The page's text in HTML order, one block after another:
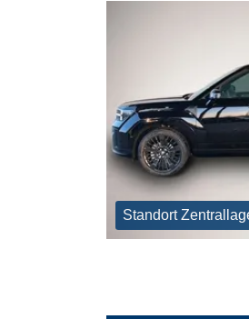
Standort